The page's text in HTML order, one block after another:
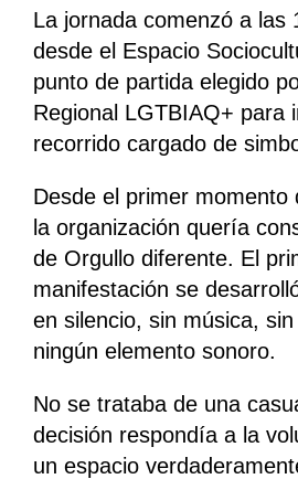
La jornada comenzó a las
desde el Espacio
punto de partida elegido
Regional LGTBIAQ+ para
recorrido cargado de
Desde el primer momento
la organización quería
de Orgullo diferente. El
manifestación se
en silencio, sin música,
ningún elemento sonoro.
No se trataba de una
decisión respondía a la
un espacio